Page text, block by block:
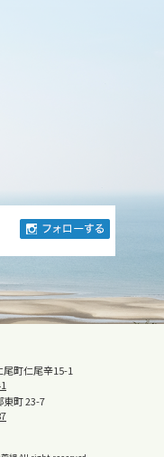
町仁尾辛15-1
東町 23-7